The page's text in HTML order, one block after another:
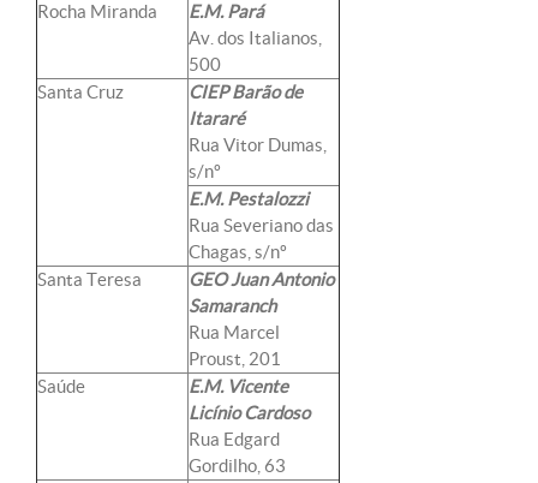
Rocha Miranda
E.M. Pará
Av. dos Italianos,
500
Santa Cruz
CIEP Barão de
Itararé
Rua Vitor Dumas,
s/nº
E.M. Pestalozzi
Rua Severiano das
Chagas, s/nº
Santa Teresa
GEO Juan Antonio
Samaranch
Rua Marcel
Proust, 201
Saúde
E.M. Vicente
Licínio Cardoso
Rua Edgard
Gordilho, 63